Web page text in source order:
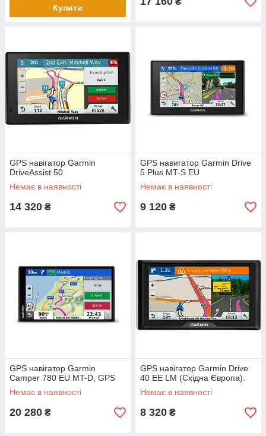
Купити
GPS навігатор Garmin
DriveAssist 50
Немає в наявності
14 320 ₴
GPS навигатор Garmin Drive
5 Plus MT-S EU
Немає в наявності
9 120 ₴
GPS навігатор Garmin
Camper 780 EU MT-D, GPS
Немає в наявності
20 280 ₴
GPS навігатор Garmin Drive
40 EE LM (Східна Європа).
Немає в наявності
8 320 ₴